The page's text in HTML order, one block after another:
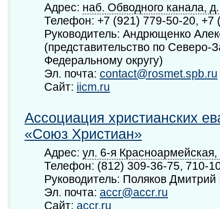
Адрес: наб. Обводного канала,
Телефон: +7 (921) 779-50-20, +7
Руководитель: Андрющенко
(представительство по Северо-
Федеральному округу)
Эл. почта: contact@rosmet.spb.ru
Сайт: iicm.ru
Ассоциация христианских
«Союз Христиан»
Адрес: ул. 6-я Красноармейская,
Телефон: (812) 309-36-75, 710-
Руководитель: Поляков Дмитрий
Эл. почта: accr@accr.ru
Сайт: accr.ru